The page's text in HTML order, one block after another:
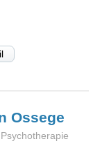
Ossege